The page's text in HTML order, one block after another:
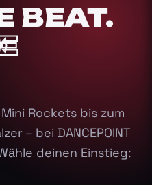
BEAT.
Rockets bis zum
– bei DANCEPOINT
deinen Einstieg: